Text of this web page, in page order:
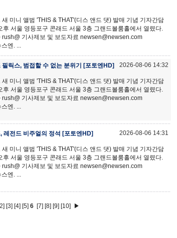
새 미니 앨범 'THIS & THAT'(디스 앤드 댓) 발매 기념 기자간담
후 서울 영등포구 콘래드 서울 3층 그랜드볼룸홀에서 열렸다.
rush@ 기사제보 및 보도자료 newsen@newsen.com
엔. ...
필릭스, 범접할 수 없는 분위기 [포토엔HD] 2026-08-06 14:32
새 미니 앨범 'THIS & THAT'(디스 앤드 댓) 발매 기념 기자간담
후 서울 영등포구 콘래드 서울 3층 그랜드볼룸홀에서 열렸다.
rush@ 기사제보 및 보도자료 newsen@newsen.com
엔. ...
레전드 비주얼의 정석 [포토엔HD] 2026-08-06 14:31
새 미니 앨범 'THIS & THAT'(디스 앤드 댓) 발매 기념 기자간담
후 서울 영등포구 콘래드 서울 3층 그랜드볼룸홀에서 열렸다.
rush@ 기사제보 및 보도자료 newsen@newsen.com
엔. ...
[3] [4] [5] 6 [7] [8] [9] [10] ▶